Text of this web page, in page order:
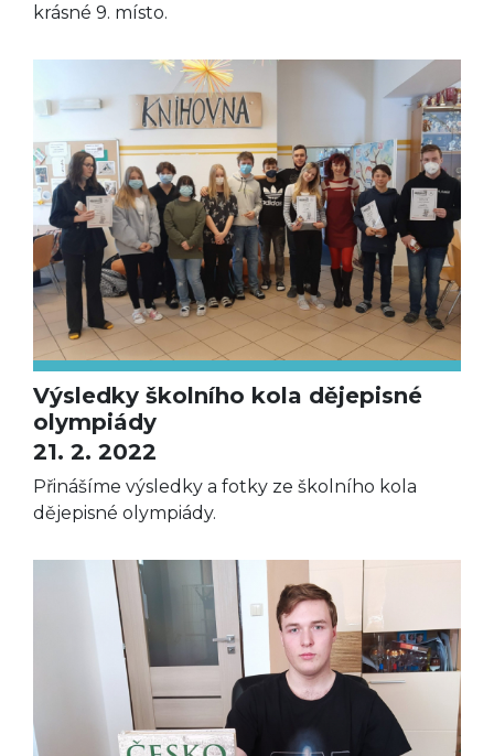
krásné 9. místo.
Výsledky školního kola dějepisné
olympiády
21. 2. 2022
Přinášíme výsledky a fotky ze školního kola
dějepisné olympiády.